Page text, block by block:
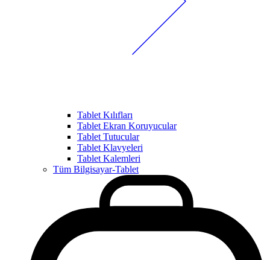
Tablet Kılıfları
Tablet Ekran Koruyucular
Tablet Tutucular
Tablet Klavyeleri
Tablet Kalemleri
Tüm Bilgisayar-Tablet